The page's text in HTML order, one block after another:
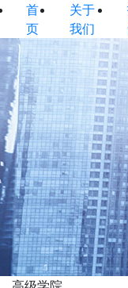
首
页
关于
我们